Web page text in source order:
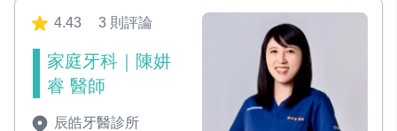
4.43 3 則評論
家庭牙科｜陳妌
睿 醫師
辰皓牙醫診所